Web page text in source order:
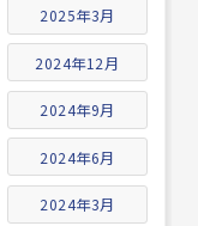
2025年3月
2024年12月
2024年9月
2024年6月
2024年3月